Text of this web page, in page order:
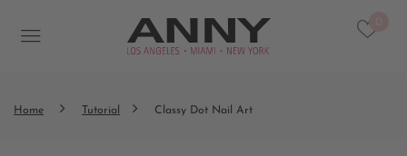
Home Tutorial Classy Dot Nail Art